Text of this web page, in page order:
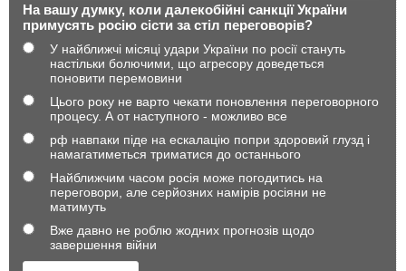
На вашу думку, коли далекобійні санкції України
примусять росію сісти за стіл переговорів?
У найближчі місяці удари України по росії стануть
настільки болючими, що агресору доведеться
поновити перемовини
Цього року не варто чекати поновлення переговорного
процесу. А от наступного - можливо все
рф навпаки піде на ескалацію попри здоровий глузд і
намагатиметься триматися до останнього
Найближчим часом росія може погодитись на
переговори, але серйозних намірів росіяни не
матимуть
Вже давно не роблю жодних прогнозів щодо
завершення війни